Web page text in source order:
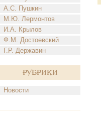
А.С. Пушкин
М.Ю. Лермонтов
И.А. Крылов
Ф.М. Достоевский
Г.Р. Державин
Рубрики
Новости